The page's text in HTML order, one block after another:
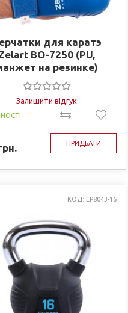
для каратэ
BO-7250 (PU,
на резинке)
Залишити відгук
ПРИДБАТИ
КОД: LP8043-16